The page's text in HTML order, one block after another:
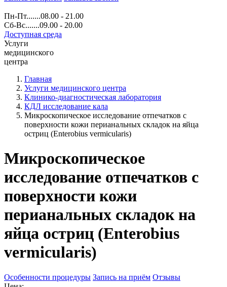
Пн-Пт.......08.00 - 21.00
Сб-Вс.......09.00 - 20.00
Доступная среда
Услуги
медицинского
центра
Главная
Услуги медицинского центра
Клинико-диагностическая лаборатория
КДЛ исследование кала
Микроскопическое исследование отпечатков с
поверхности кожи перианальных складок на яйца
остриц (Enterobius vermicularis)
Микроскопическое
исследование отпечатков с
поверхности кожи
перианальных складок на
яйца остриц (Enterobius
vermicularis)
Особенности процедуры Запись на приём Отзывы